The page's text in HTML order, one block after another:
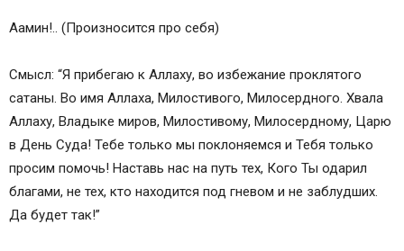
Аамин!.. (Произносится про себя)
Смысл: “Я прибегаю к Аллаху, во избежание проклятого
сатаны. Во имя Аллаха, Милостивого, Милосердного. Хвала
Аллаху, Владыке миров, Милостивому, Милосердному, Царю
в День Суда! Тебе только мы поклоняемся и Тебя только
просим помочь! Наставь нас на путь тех, Кого Ты одарил
благами, не тех, кто находится под гневом и не заблудших.
Да будет так!”